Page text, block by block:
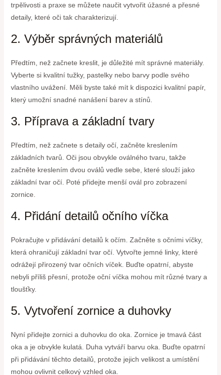
trpělivosti a praxe se můžete naučit vytvořit úžasné a přesné
detaily, které oči tak charakterizují.
2. Výběr správných materiálů
Předtím, než začnete kreslit, je důležité mít správné materiály.
Vyberte si kvalitní tužky, pastelky nebo barvy podle svého
vlastního uvážení. Měli byste také mít k dispozici kvalitní papír,
který umožní snadné nanášení barev a stínů.
3. Příprava a základní tvary
Předtím, než začnete s detaily očí, začněte kreslením
základních tvarů. Oči jsou obvykle oválného tvaru, takže
začněte kreslením dvou oválů vedle sebe, které slouží jako
základní tvar očí. Poté přidejte menší ovál pro zobrazení
zornice.
4. Přidání detailů očního víčka
Pokračujte v přidávání detailů k očím. Začněte s očními víčky,
která ohraničují základní tvar očí. Vytvořte jemné linky, které
odrážejí přirozený tvar očních víček. Buďte opatrní, abyste
nebyli příliš přesní, protože oční víčka mohou mít různé tvary a
tloušťky.
5. Vytvoření zornice a duhovky
Nyní přidejte zornici a duhovku do oka. Zornice je tmavá část
oka a je obvykle kulatá. Duha vytváří barvu oka. Buďte opatrní
při přidávání těchto detailů, protože jejich velikost a umístění
mohou ovlivnit celkový vzhled oka.